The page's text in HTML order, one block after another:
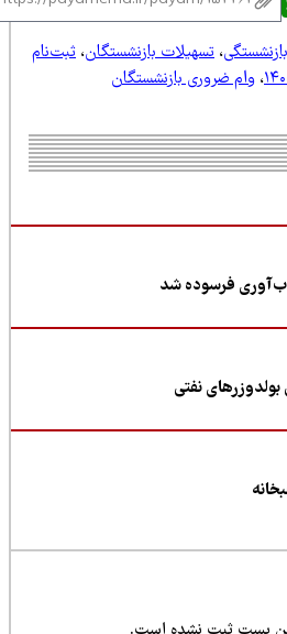
،تسهیلات بازنشستگان،ثبت‌نام
ضروری بازنشستگان
فرسوده شد
نفتی